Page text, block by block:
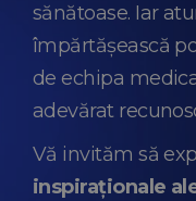
sănătoase. Iar
împărtășească
de echipa
adevărat
Vă invităm să
inspiraționale